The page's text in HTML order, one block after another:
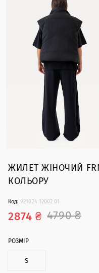
ЖИЛЕТ ЖIНОЧИЙ
КОЛЬОРУ
Код:921024 12002 01
4790 ₴
2874 ₴
РОЗМІР
S